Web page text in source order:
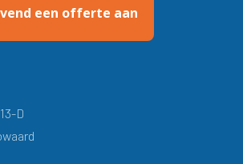
een offerte aan
D